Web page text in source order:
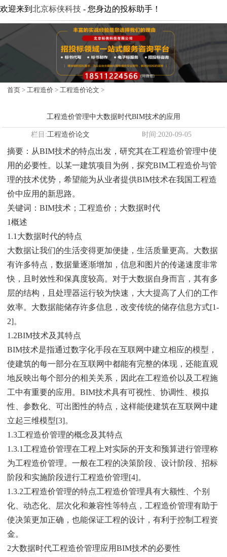
欢迎来到 北京标侠科技 - 您身边的投标助手！
首页 > 工程造价 > 工程造价论文 >
工程造价管理中大数据时代BIM技术的应用
栏目:工程造价论文 时间:2020-09-05
摘要：从BIM技术的特点出发，研究其在工程造价管理中使
用的必要性。以某一建筑项目为例，探究BIM工程造价与管
理的技术优势，希望能为从业者提供BIM技术在我国工程造
价中应用的新思路。
关键词：BIM技术；工程造价；大数据时代
1概述
1.1大数据时代的特点
大数据让我们的生活变得更加便捷，生活质量更高。大数据
有许多特点，数据量逐渐增加，信息和图片的传递速度非常
快，且时效性和保真度较高。对于大数据自身而言，其有多
层的结构，且处理器运行较为快速，大大提高了人们的工作
效率。大数据能储存许多信息，改变传统的储存信息方式[1-
2]。
1.2BIM技术及其特点
BIM技术是指通过数字化手段在互联网中建立相应的模型，
使建筑的每一部分在互联网中都能有完整的体现，还能直观
地反映出每个部分的相关关系，因此在工程造价以及工程施
工中有重要的应用。BIM技术具有可视性、协调性、模拟
性、参数化、可出图性的特点，这样能使建筑在互联网中建
立起三维模型[3]。
1.3工程造价管理的概念及其特点
1.3.1工程造价管理在工程上对实际的开支和预算进行管理称
为工程造价管理。一般在工程的决策阶段、设计阶段、招标
阶段和实施阶段进行工程造价管理[4]。
1.3.2工程造价管理的特点工程造价管理具有大额性、个别
化、动态化、层次化和兼容性等特点，工程造价管理有助于
使决策更加正确，也能保证工程的设计，有利于控制工程资
金。
2大数据时代工程造价管理应用BIM技术的必要性